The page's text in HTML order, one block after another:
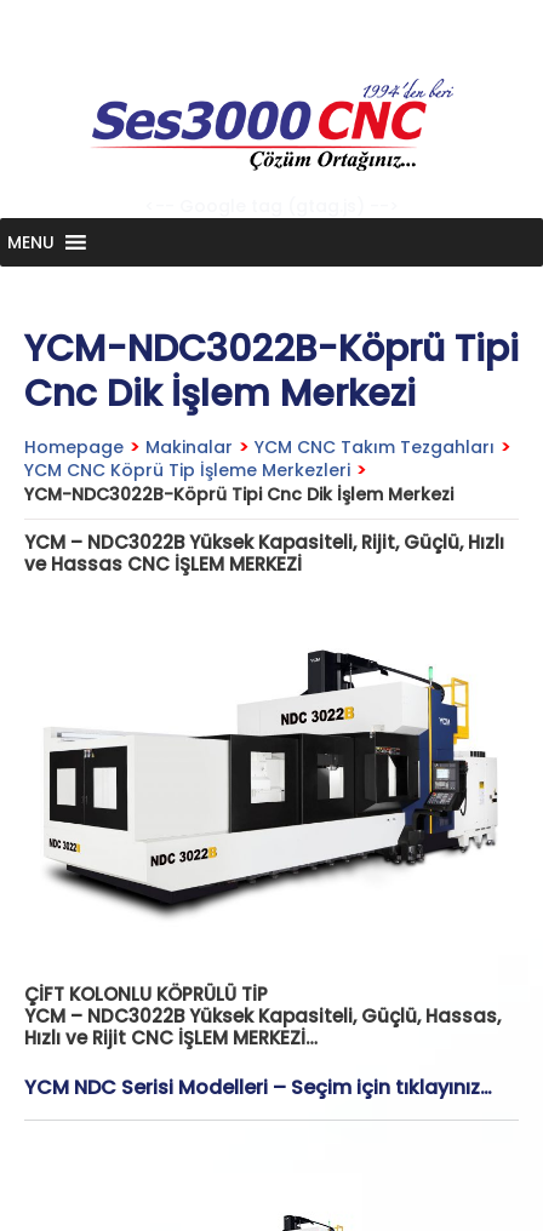
content
MENU
YCM-NDC3022B-Köprü Tipi
Cnc Dik İşlem Merkezi
Homepage > Makinalar > YCM CNC Takım Tezgahları >
YCM CNC Köprü Tip İşleme Merkezleri >
YCM-NDC3022B-Köprü Tipi Cnc Dik İşlem Merkezi
YCM – NDC3022B Yüksek Kapasiteli, Rijit, Güçlü, Hızlı
ve Hassas CNC İŞLEM MERKEZİ
ÇİFT KOLONLU KÖPRÜLÜ TİP
YCM – NDC3022B Yüksek Kapasiteli, Güçlü, Hassas,
Hızlı ve Rijit CNC İŞLEM MERKEZİ…
YCM NDC Serisi Modelleri – Seçim için tıklayınız…